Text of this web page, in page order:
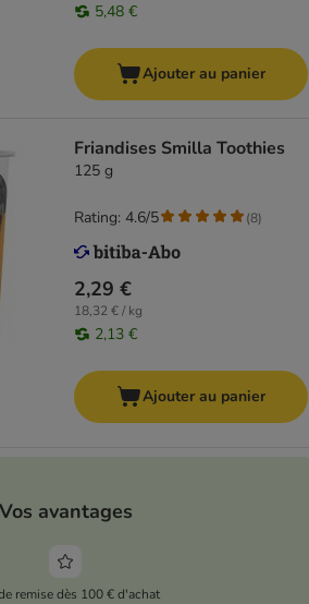
5,48 €
Ajouter au panier
Friandises Smilla Toothies
125 g
2,29 €
18,32 € / kg
2,13 €
Rating: 4.6/5 (8)
Ajouter au panier
Vos avantages
remise dès 100 € d'achat